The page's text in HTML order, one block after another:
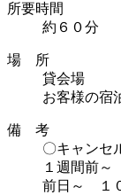
所要時間
約６０分
場 所
貸会場
お客様の宿
備 考
〇キャンセ
１週間前
前日～ １